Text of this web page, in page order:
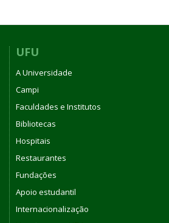
UFU
A Universidade
Campi
Faculdades e Institutos
Bibliotecas
Hospitais
Restaurantes
Fundações
Apoio estudantil
Internacionalização